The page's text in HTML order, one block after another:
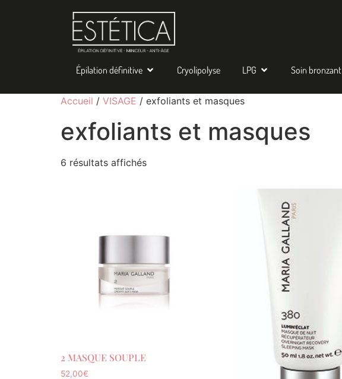
Épilation définitive Cryolipolyse LPG Soin bronzant
Accueil / VISAGE / exfoliants et masques
exfoliants et masques
6 résultats affichés
2 MASQUE SOUPLE
52,00€